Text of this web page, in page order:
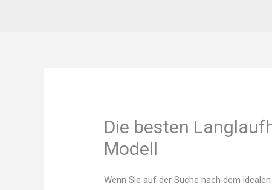
Die besten
Modell
Wenn Sie auf der Suche nach dem